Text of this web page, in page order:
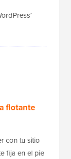
flotante
con tu sitio
fija en el pie